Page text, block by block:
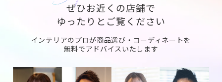
ぜひお近くの店舗で
ゆったりとご覧ください
インテリアのプロが商品選び・コーディネートを
無料でアドバイスいたします